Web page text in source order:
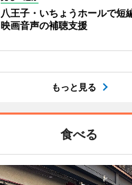
八王子・いちょうホールで
映画音声の補聴支援
もっと見る
食べる